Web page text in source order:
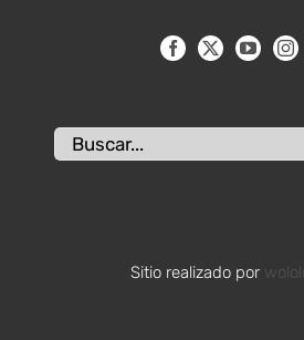
Buscar:
Sitio realizado por